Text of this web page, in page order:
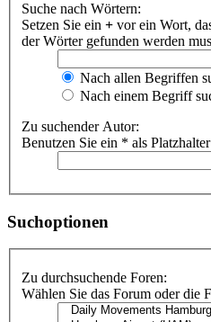
Suche nach Wörtern:
Setzen Sie ein + vor ein Wort,
der Wörter gefunden werden
Nach allen Begriffen
Nach einem Begriff
Zu suchender Autor:
Benutzen Sie ein * als
Suchoptionen
Zu durchsuchende Foren:
Wählen Sie das Forum oder die